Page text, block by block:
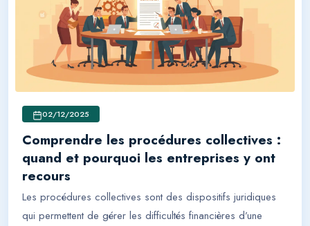
02/12/2025
Comprendre les procédures collectives :
quand et pourquoi les entreprises y ont
recours
Les procédures collectives sont des dispositifs juridiques
qui permettent de gérer les difficultés financières d’une